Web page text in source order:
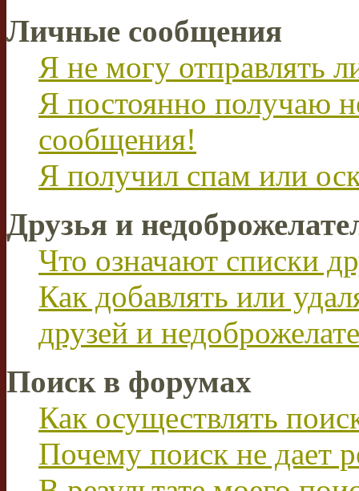
Личные сообщения
Я не могу отправлять
Я постоянно получаю
сообщения!
Я получил спам или
Друзья и
Что означают списки
Как добавлять или
друзей и
Поиск в форумах
Как осуществлять
Почему поиск не дает